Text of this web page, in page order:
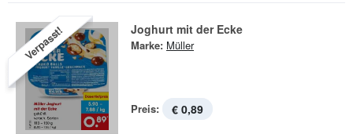
Verpasst! Joghurt mit der Ecke
Marke: Müller
Preis: € 0,89